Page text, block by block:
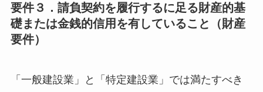
要件３．請負契約を履行するに足る財産的基
礎または金銭的信用を有していること（財産
要件）
「一般建設業」と「特定建設業」では満たすべき